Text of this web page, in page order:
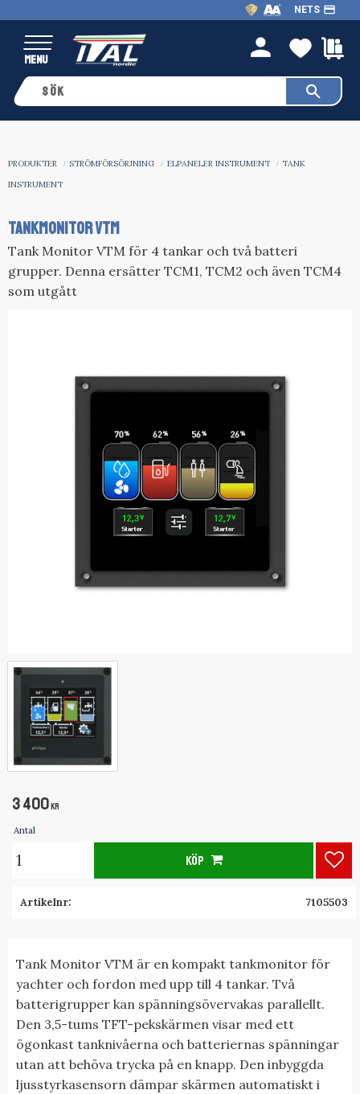
Meny
NETS payment
person
PRODUKTER STRÖMFÖRSÖRJNING ELPANELER INSTRUMENT
TANK
INSTRUMENT
TANKMONITOR VTM
Tank Monitor VTM för 4 tankar och två batteri
grupper. Denna ersätter TCM1, TCM2 och även TCM4
som utgått
3 400KR
Antal
KÖP
Artikelnr 7105503
Tank Monitor VTM är en kompakt tankmonitor för
yachter och fordon med upp till 4 tankar. Två
batterigrupper kan spänningsövervakas parallellt.
Den 3,5-tums TFT-pekskärmen visar med ett
ögonkast tanknivåerna och batteriernas spänningar
utan att behöva trycka på en knapp. Den inbyggda
ljusstyrkasensorn dämpar skärmen automatiskt i